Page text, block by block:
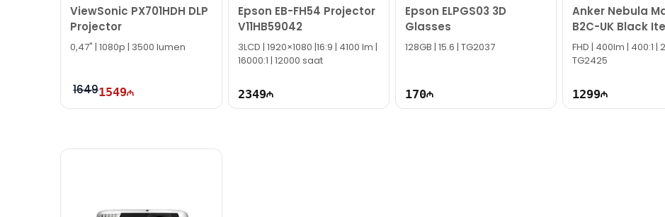
ViewSonic PX701HDH DLP
Projector
0,47" | 1080p | 3500 lumen
16491549
Epson EB-FH54 Projector
V11HB59042
3LCD | 1920×1080 |16:9 | 4100 lm |
16000:1 | 12000 saat
2349
Epson ELPGS03 3D
Glasses
128GB | 15.6 | TG2037
170
Anker Nebula
B2C-UK Black
D2325211
FHD | 400lm | 400:1 |
TG2425
1299